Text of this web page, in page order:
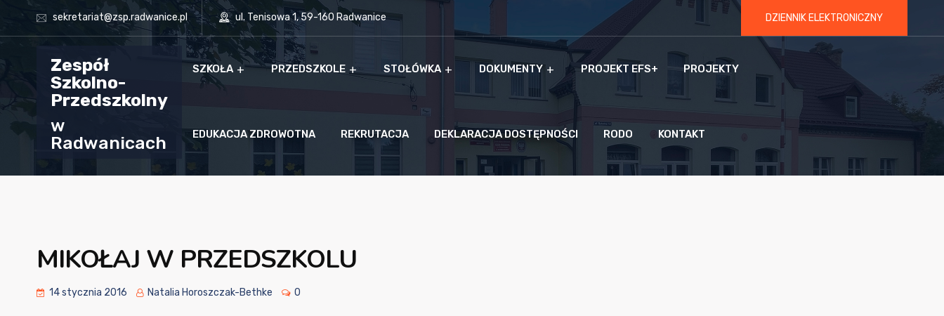
sekretariat@zsp.radwanice.pl ul. Tenisowa 1, 59-160 Radwanice DZIENNIK ELEKTRONICZNY
Zespół
Szkolno-
Przedszkolny
w
Radwanicach
SZKOŁA PRZEDSZKOLE STOŁÓWKA DOKUMENTY PROJEKT EFS+ PROJEKTY
EDUKACJA ZDROWOTNA REKRUTACJA DEKLARACJA DOSTĘPNOŚCI RODO KONTAKT
MIKOŁAJ W PRZEDSZKOLU
14 stycznia 2016 Natalia Horoszczak-Bethke 0